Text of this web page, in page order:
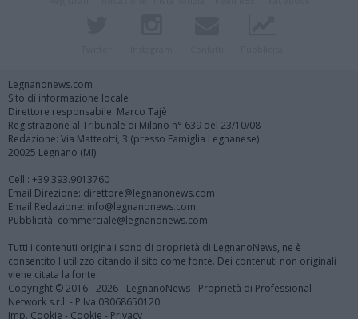
Legnanonews.com
Sito di informazione locale
Direttore responsabile: Marco Tajè
Registrazione al Tribunale di Milano n° 639 del 23/10/08
Redazione: Via Matteotti, 3 (presso Famiglia Legnanese)
20025 Legnano (MI)
Cell.: +39.393.9013760
Email Direzione: direttore@legnanonews.com
Email Redazione: info@legnanonews.com
Pubblicità: commerciale@legnanonews.com
Tutti i contenuti originali sono di proprietà di LegnanoNews, ne è
consentito l'utilizzo citando il sito come fonte. Dei contenuti non originali
viene citata la fonte.
Copyright © 2016 - 2026 - LegnanoNews - Proprietà di Professional
Network s.r.l. - P.Iva 03068650120
Imp. Cookie - Cookie - Privacy